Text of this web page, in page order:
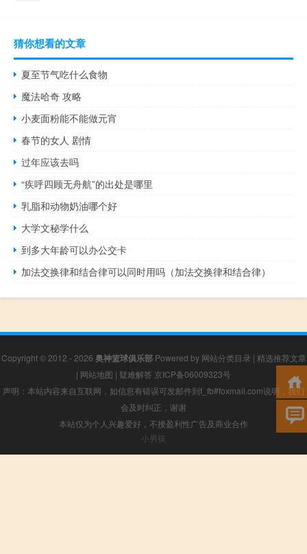
猜你想看的文章
夏至节气吃什么食物
魔法哈奇 攻略
小麦面粉能不能做元宵
春节的女人 剧情
过年应该去吗
“疾呼四顾无舟航”的出处是哪里
乳脂和动物奶油哪个好
大学文秘学什么
到多大年龄可以办公交卡
加法交换律和结合律可以同时用吗（加法交换律和结合律）
Copyright © 2012 - 2026 奥神篮球俱乐部Powered by 网站分类目录 | 精选推荐文章
| 网站地图 | 疑难解答 京ICP备06009323号
声明：本站内容来自互联网，如信息有错误可发邮件到f_fb#foxmail.com说明，我们
会及时纠正，谢谢
本站仅为个人兴趣爱好，不接盈利性广告及商业合作
小男孩